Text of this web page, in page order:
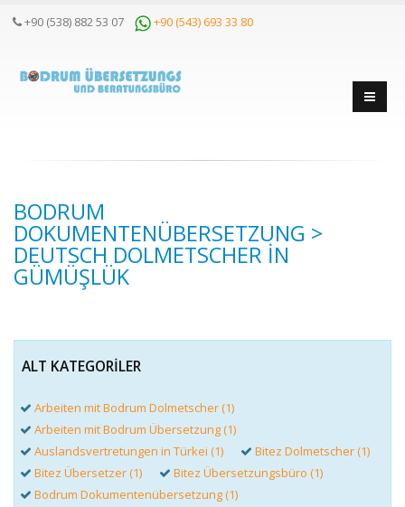
+90 (538) 882 53 07 +90 (543) 693 33 80
BODRUM
DOKUMENTENÜBERSETZUNG >
DEUTSCH DOLMETSCHER IN
GÜMÜŞLÜK
ALT KATEGORILER
Arbeiten mit Bodrum Dolmetscher (1)
Arbeiten mit Bodrum Übersetzung (1)
Auslandsvertretungen in Türkei (1)
Bitez Dolmetscher (1)
Bitez Übersetzer (1)
Bitez Übersetzungsbüro (1)
Bodrum Dokumentenübersetzung (1)